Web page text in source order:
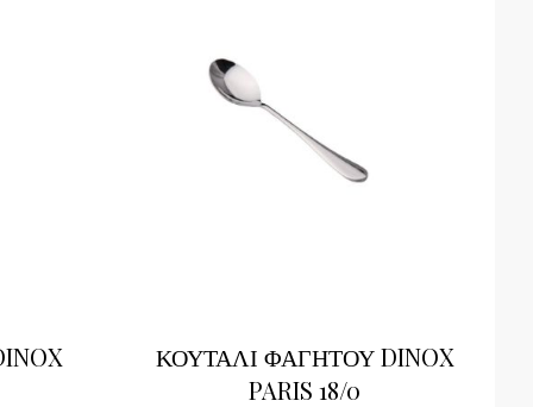
ΚΟΥΤΑΛΙ ΦΑΓΗΤΟΥ DINOX
PARIS 18/0